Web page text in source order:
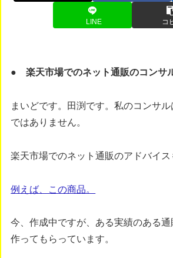
LINE コ
● 楽天市場でのネット通販のコンサ
まいどです。田渕です。私のコンサ
ではありません。
楽天市場でのネット通販のアドバイス
例えば、この商品。
今、作成中ですが、ある実績のある
作ってもらっています。